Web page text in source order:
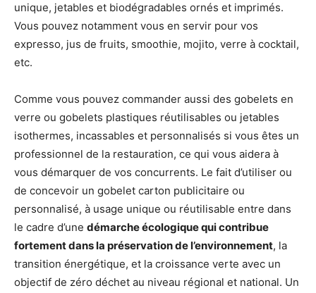
unique, jetables et biodégradables ornés et imprimés.
Vous pouvez notamment vous en servir pour vos
expresso, jus de fruits, smoothie, mojito, verre à cocktail,
etc.
Comme vous pouvez commander aussi des gobelets en
verre ou gobelets plastiques réutilisables ou jetables
isothermes, incassables et personnalisés si vous êtes un
professionnel de la restauration, ce qui vous aidera à
vous démarquer de vos concurrents. Le fait d’utiliser ou
de concevoir un gobelet carton publicitaire ou
personnalisé, à usage unique ou réutilisable entre dans
le cadre d’une démarche écologique qui contribue
fortement dans la préservation de l’environnement, la
transition énergétique, et la croissance verte avec un
objectif de zéro déchet au niveau régional et national. Un